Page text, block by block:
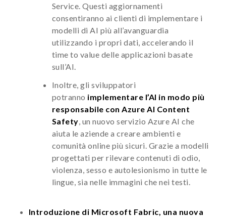
Service. Questi aggiornamenti
consentiranno ai clienti di implementare i
modelli di AI più all’avanguardia
utilizzando i propri dati, accelerando il
time to value delle applicazioni basate
sull’AI.
Inoltre, gli sviluppatori
potranno implementare l’AI in modo più
responsabile con Azure AI Content
Safety , un nuovo servizio Azure AI che
aiuta le aziende a creare ambienti e
comunità online più sicuri. Grazie a modelli
progettati per rilevare contenuti di odio,
violenza, sesso e autolesionismo in tutte le
lingue, sia nelle immagini che nei testi.
Introduzione di Microsoft Fabric, una nuova